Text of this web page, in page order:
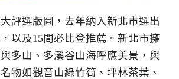
評選版圖，去年納入新北市選出
以及15間必比登推薦。新北市擁
多山、多溪谷山海呼應美景，與
物如觀音山綠竹筍、坪林茶葉、